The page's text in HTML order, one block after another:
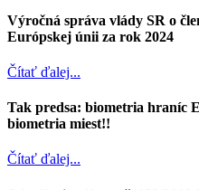
Výročná správa vlády SR o
Európskej únii za rok 2024
Čítať ďalej...
Tak predsa: biometria hraníc
biometria miest!!
Čítať ďalej...